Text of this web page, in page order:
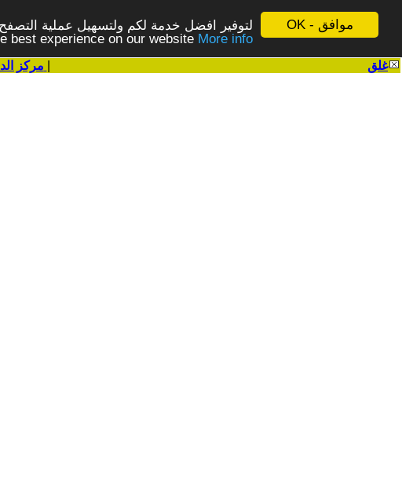
موافق - OK
لتوفير افضل خدمة لكم ولتسهيل عملية
best experience on our website More info - المزيد
غلق